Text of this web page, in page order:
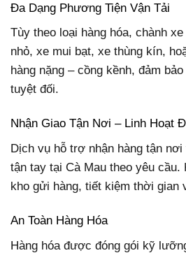
Đa Dạng Phương Tiện Vận Tải
Tùy theo loại hàng hóa, chành
nhỏ, xe mui bạt, xe thùng kín,
hàng nặng – cồng kềnh, đảm
tuyệt đối.
Nhận Giao Tận Nơi – Linh Hoạt
Dịch vụ hỗ trợ nhận hàng tận nơi
tận tay tại Cà Mau theo yêu cầu.
kho gửi hàng, tiết kiệm thời gian
An Toàn Hàng Hóa
Hàng hóa được đóng gói kỹ